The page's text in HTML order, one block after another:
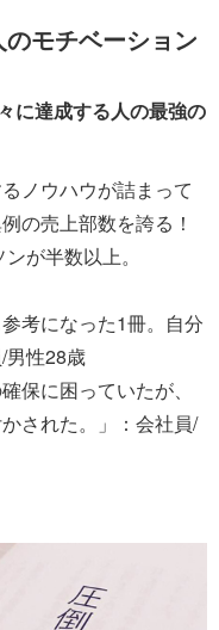
モチベーション
に達成する人の最強の
ノウハウが詰まって
の売上部数を誇る！
が半数以上。
考になった1冊。自分
男性28歳
保に困っていたが、
された。」：会社員/